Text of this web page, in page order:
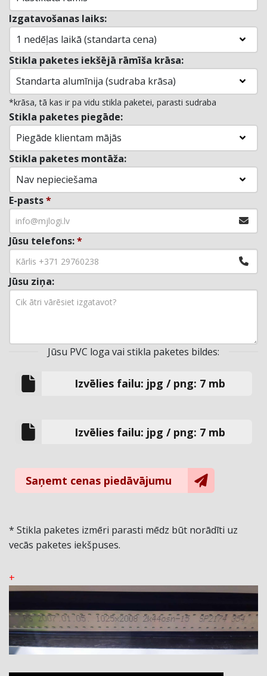
Izgatavošanas laiks:
1 nedēļas laikā (standarta cena)
Stikla paketes iekšējā rāmīša krāsa:
Standarta alumīnija (sudraba krāsa)
*krāsa, tā kas ir pa vidu stikla paketei, parasti sudraba
Stikla paketes piegāde:
Piegāde klientam mājās
Stikla paketes montāža:
Nav nepieciešama
E-pasts*
Jūsu telefons:*
Jūsu ziņa:
Jūsu PVC loga vai stikla paketes bildes:
Izvēlies failu: jpg / png: 7 mb
Izvēlies failu: jpg / png: 7 mb
Saņemt cenas piedāvājumu
* Stikla paketes izmēri parasti mēdz būt norādīti uz
vecās paketes iekšpuses.
+